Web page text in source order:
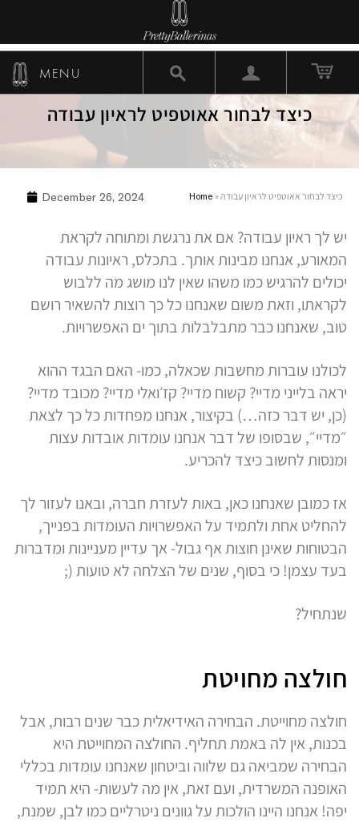
MENU
כיצד לבחור אאוטפיט לראיון עבודה
December 26, 2024 Home »כיצד לבחור אאוטפיט לראיון עבודה
יש לך ראיון עבודה? אם את נרגשת ומתוחה לקראת
המאורע, אנחנו מבינות אותך. בתכלס, ראיונות עבודה
יכולים להרגיש כמו משהו שאין לנו מושג מה ללבוש
לקראתו, וזאת משום שאנחנו כל כך רוצות להשאיר רושם
טוב, שאנחנו כבר מתבלבלות בתוך ים האפשרויות.
לכולנו עוברות מחשבות שכאלה, כמו- האם הבגד ההוא
יראה בלייני מדיי? קשוח מדיי? קז׳ואלי מדיי? מכובד מדיי?
(כן, יש דבר כזה…) בקיצור, אנחנו מפחדות כל כך לצאת
״מדיי״, שבסופו של דבר אנחנו עומדות אובדות עצות
ומנסות לחשוב כיצד להכריע.
אז כמובן שאנחנו כאן, באות לעזרת חברה, ובאנו לעזור לך
להחליט אחת ולתמיד על האפשרויות העומדות בפנייך,
הבטוחות שאינן חוצות אף גבול- אך עדיין מעניינות ומדברות
בעד עצמן! כי בסוף, שנים של הצלחה לא טועות (;
שנתחיל?
חולצה מחויטת
חולצה מחוייטת. הבחירה האידיאלית כבר שנים רבות, אבל
בכנות, אין לה באמת תחליף. החולצה המחוייטת היא
הבחירה שמביאה גם שלווה וביטחון שאנחנו עומדות בכללי
האופנה המשרדית, ועם זאת, אין מה לעשות- היא תמיד
יפה! אנחנו היינו הולכות על גוונים ניטרליים כמו לבן, שמנת,